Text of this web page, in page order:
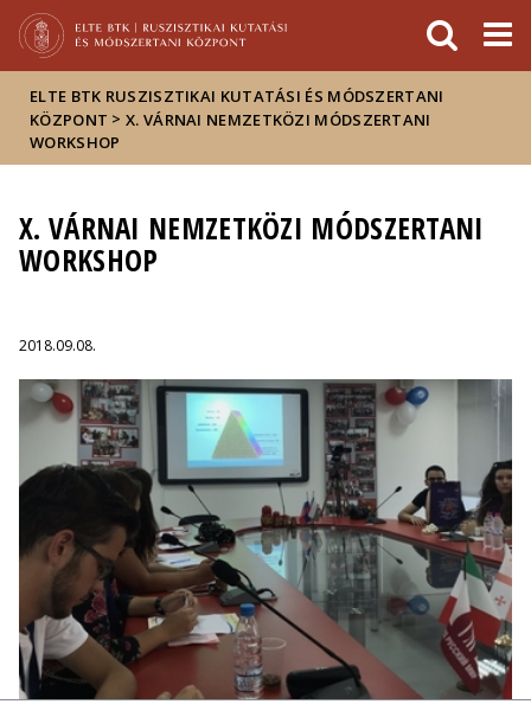
Hírek
Események
ELTE a
sajtóban
ELTE BTK RUSZISZTIKAI KUTATÁSI ÉS MÓDSZERTANI
KÖZPONT >X. VÁRNAI NEMZETKÖZI MÓDSZERTANI
WORKSHOP
X. VÁRNAI NEMZETKÖZI MÓDSZERTANI
WORKSHOP
2018.09.08.